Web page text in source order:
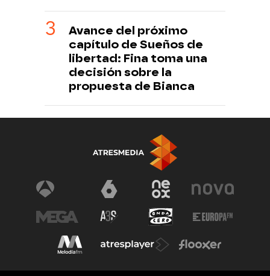
Avance del próximo
capítulo de Sueños de
libertad: Fina toma una
decisión sobre la
propuesta de Bianca